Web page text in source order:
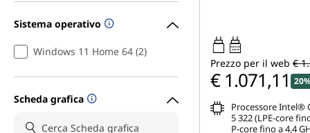
Sistema operativo
Windows 11 Home 64 (2)
Scheda grafica
45W-65W
USB PD
Prezzo per il web €
€ 1.071,11
Processore Intel®
5 322 (LPE-core
P-core fino a 4,4